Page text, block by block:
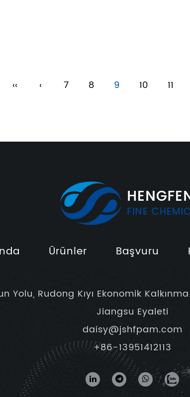
‹‹ ‹ 7 8 9 10 11
Ürünler Başvuru
Yolu, Rudong Kıyı Ekonomik
Jiangsu Eyaleti
daisy@jshfpam.com
+86-13951412113